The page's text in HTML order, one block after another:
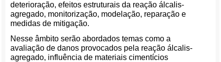
deterioração, efeitos estruturais da reação álcalis-
agregado, monitorização, modelação, reparação e
medidas de mitigação.
Nesse âmbito serão abordados temas como a
avaliação de danos provocados pela reação álcalis-
agregado, influência de materiais cimentícios